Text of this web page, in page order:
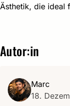
Ästhetik, die ideal
Autor:in
Marc
18.